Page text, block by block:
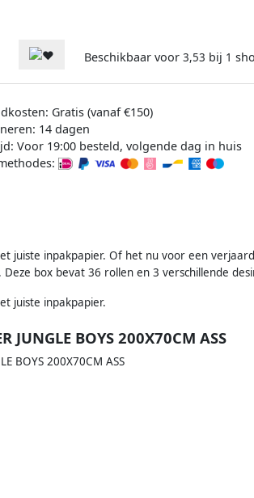
Beschikbaar voor 3,53 bij 1
Gratis (vanaf €150)
14 dagen
Voor 19:00 besteld, volgende dag in huis
juiste inpakpapier. Of het nu voor een
Deze box bevat 36 rollen en 3 verschillende
juiste inpakpapier.
JUNGLE BOYS 200X70CM ASS
BOYS 200X70CM ASS